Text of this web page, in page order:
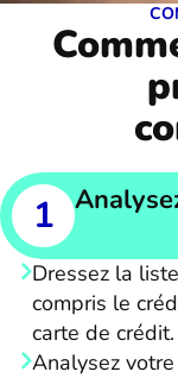
1
Dressez la
compris le
carte de crédit.
Analysez